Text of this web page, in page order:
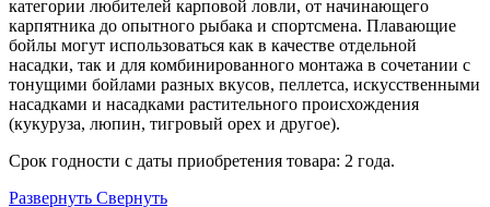
категории любителей карповой ловли, от начинающего
карпятника до опытного рыбака и спортсмена. Плавающие
бойлы могут использоваться как в качестве отдельной
насадки, так и для комбинированного монтажа в сочетании с
тонущими бойлами разных вкусов, пеллетса, искусственными
насадками и насадками растительного происхождения
(кукуруза, люпин, тигровый орех и другое).
Срок годности с даты приобретения товара: 2 года.
Развернуть Свернуть